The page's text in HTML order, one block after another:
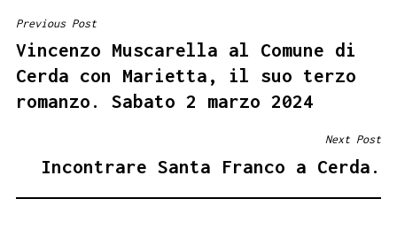
NAVIGAZIONE
ARTICOLI
Previous Post
Vincenzo Muscarella al Comune di
Cerda con Marietta, il suo terzo
romanzo. Sabato 2 marzo 2024
Next Post
Incontrare Santa Franco a Cerda.